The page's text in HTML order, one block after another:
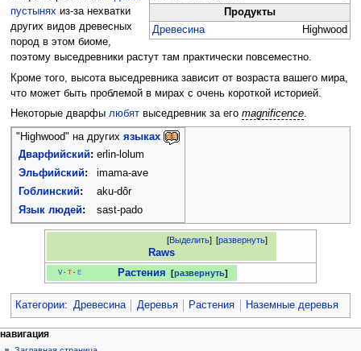
Продукты
Древесина
Highwood
пустыняхиз-за нехватки
других видов древесных
пород в этом биоме,
поэтому выседревники растут там практически повсеместно.
Кроме того, высота выседревника зависит от возраста вашего мира,
что может быть проблемой в мирах с очень короткой историей.
Некоторые дварфы любятвыседревник за его magnificence.
"Highwood" на другихязыках
Дварфийский: erlin-lolum
Эльфийский:
imama-ave
Гоблинский:
aku-dôr
Язык людей: sast-pado
[развернуть]
[Выделить]
Raws
развернуть
V·T · E Растения
Категории: Древесина Деревья Растения Наземные деревья
Н
действия на странице
персональные инструменты
навигация